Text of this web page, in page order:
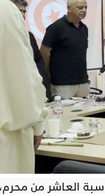
العاشر من محرم،